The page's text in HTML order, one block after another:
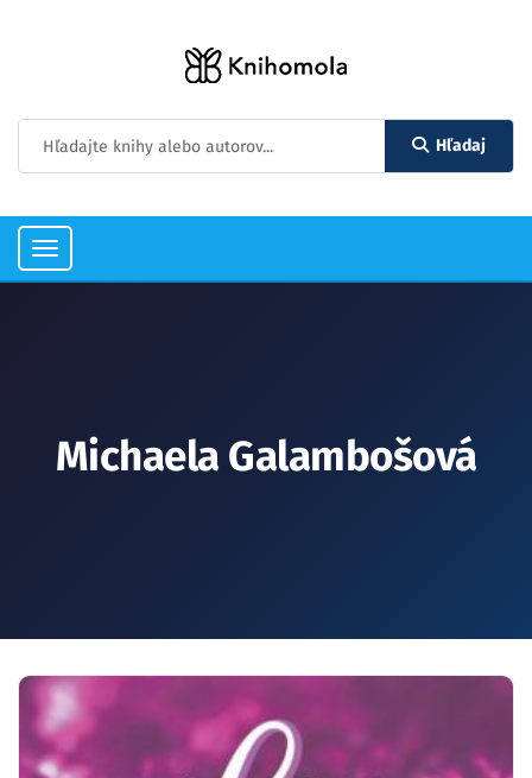
Hľadaj
Toggle
Michaela Galambošová